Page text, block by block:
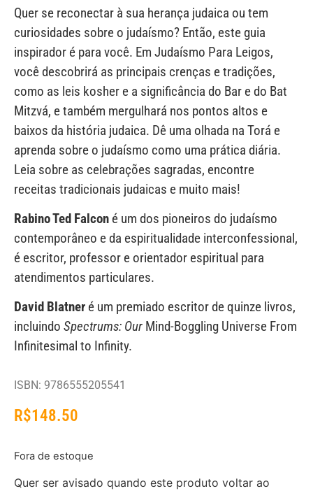
Quer se reconectar à sua herança judaica ou tem
curiosidades sobre o judaísmo? Então, este guia
inspirador é para você. Em Judaísmo Para Leigos,
você descobrirá as principais crenças e tradições,
como as leis kosher e a significância do Bar e do Bat
Mitzvá, e também mergulhará nos pontos altos e
baixos da história judaica. Dê uma olhada na Torá e
aprenda sobre o judaísmo como uma prática diária.
Leia sobre as celebrações sagradas, encontre
receitas tradicionais judaicas e muito mais!
Rabino Ted Falcon é um dos pioneiros do judaísmo
contemporâneo e da espiritualidade interconfessional,
é escritor, professor e orientador espiritual para
atendimentos particulares.
David Blatner é um premiado escritor de quinze livros,
incluindo Spectrums: Our Mind-Boggling Universe From
Infinitesimal to Infinity.
ISBN: 9786555205541
R$148.50
Fora de estoque
Quer ser avisado quando este produto voltar ao